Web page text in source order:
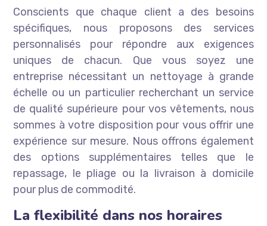
Conscients que chaque client a des besoins
spécifiques, nous proposons des services
personnalisés pour répondre aux exigences
uniques de chacun. Que vous soyez une
entreprise nécessitant un nettoyage à grande
échelle ou un particulier recherchant un service
de qualité supérieure pour vos vêtements, nous
sommes à votre disposition pour vous offrir une
expérience sur mesure. Nous offrons également
des options supplémentaires telles que le
repassage, le pliage ou la livraison à domicile
pour plus de commodité.
La flexibilité dans nos horaires